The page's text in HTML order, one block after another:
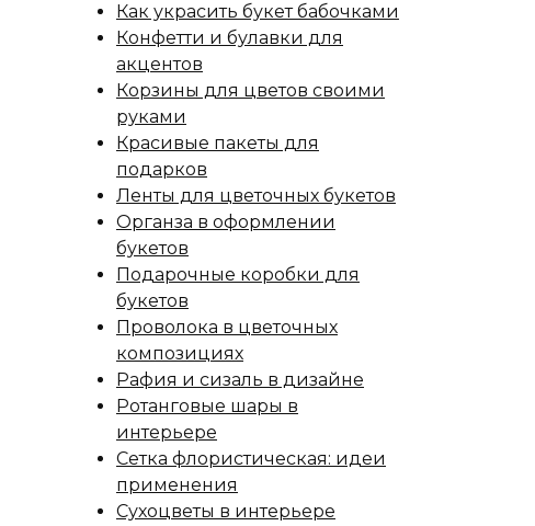
Как украсить букет бабочками
Конфетти и булавки для
акцентов
Корзины для цветов своими
руками
Красивые пакеты для
подарков
Ленты для цветочных букетов
Органза в оформлении
букетов
Подарочные коробки для
букетов
Проволока в цветочных
композициях
Рафия и сизаль в дизайне
Ротанговые шары в
интерьере
Сетка флористическая: идеи
применения
Сухоцветы в интерьере